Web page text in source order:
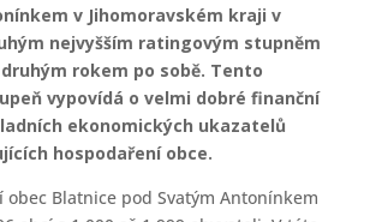
v Jihomoravském kraji v
nejvyšším ratingovým stupněm
druhým rokem po sobě. Tento
vypovídá o velmi dobré finanční
ekonomických ukazatelů
hospodaření obce.
Blatnice pod Svatým Antonínkem